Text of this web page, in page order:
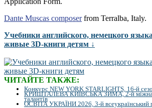
Dante Muscas composerfrom Terralba, Italy.
Учебники английского, немецкого
живые 3D-книги детям ↓
ЧИТАЙТЕ ТАКЖЕ:
Конкурс NEW YORK STARLIGHTS, 16-й
КРИШТАЛЕВА КИЇВСЬКА ЗИМА, 2-й
талантів
ОСВІТА УКРАЇНИ 2026, 3-й всеукраїнський